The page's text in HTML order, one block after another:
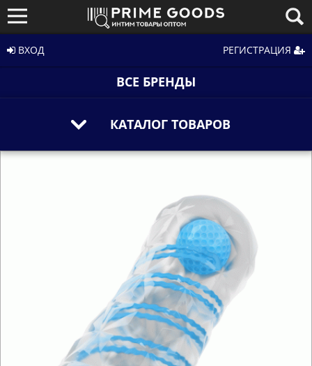
ВХОД РЕГИСТРАЦИЯ
ВСЕ БРЕНДЫ
КАТАЛОГ ТОВАРОВ